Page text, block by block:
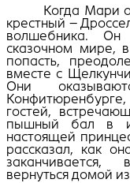
Когда Мари
крестный –
волшебника. Он
сказочном мире,
попасть,
вместе с
Они
гостей,
пышный бал в
настоящей
рассказал, как
вернуться домой